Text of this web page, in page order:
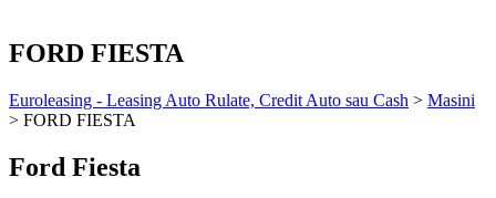
FORD FIESTA
Euroleasing - Leasing Auto Rulate, Credit Auto sau Cash > Masini
> FORD FIESTA
Ford Fiesta